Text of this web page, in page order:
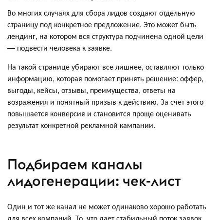
Во многих случаях для сбора лидов создают отдельную
страницу под конкретное предложение. Это может быть
лендинг, на котором вся структура подчинена одной цели
— подвести человека к заявке.
На такой странице убирают все лишнее, оставляют только
информацию, которая помогает принять решение: оффер,
выгоды, кейсы, отзывы, преимущества, ответы на
возражения и понятный призыв к действию. За счет этого
повышается конверсия и становится проще оценивать
результат конкретной рекламной кампании.
Подбираем каналы
лидогенерации: чек-лист
Один и тот же канал не может одинаково хорошо работать
для всех компаний. То, что дает стабильный поток заявок